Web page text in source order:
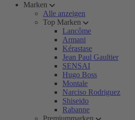
Marken
Alle anzeigen
Top Marken
Lancôme
Armani
Kérastase
Jean Paul Gaultier
SENSAI
Hugo Boss
Montale
Narciso Rodriguez
Shiseido
Rabanne
Premiummarken